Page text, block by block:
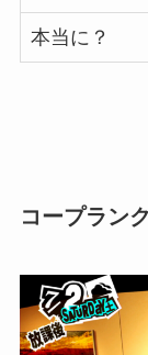
本当に？
コープラン